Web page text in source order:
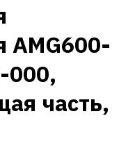
AMG600-
000,
часть,